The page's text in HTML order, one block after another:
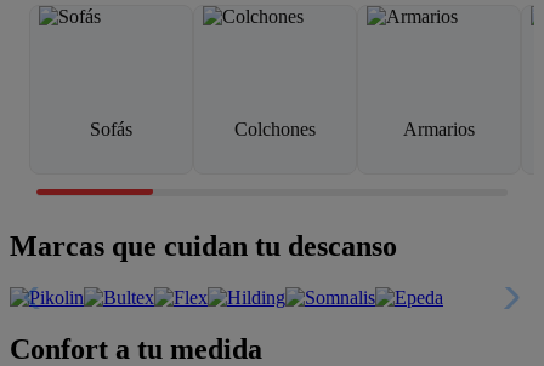
Sofás Colchones Armarios
Marcas que cuidan tu descanso
Confort a tu medida